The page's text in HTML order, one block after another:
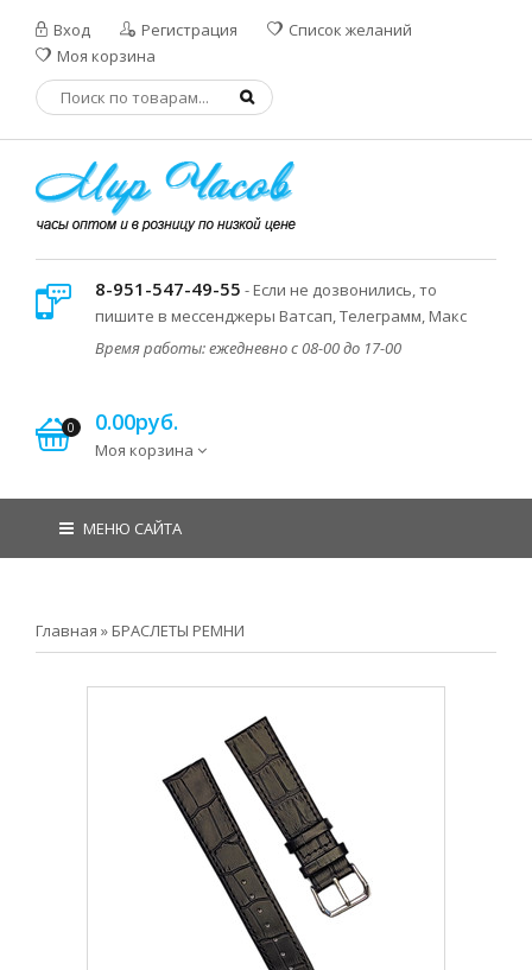
Вход Регистрация
Список желаний
Моя корзина
8-951-547-49-55 - Если не дозвонились, то
пишите в мессенджеры Ватсап, Телеграмм, Макс
Время работы: ежедневно с 08-00 до 17-00
0 0.00руб.
Моя корзина
МЕНЮ САЙТА
Главная » БРАСЛЕТЫ РЕМНИ